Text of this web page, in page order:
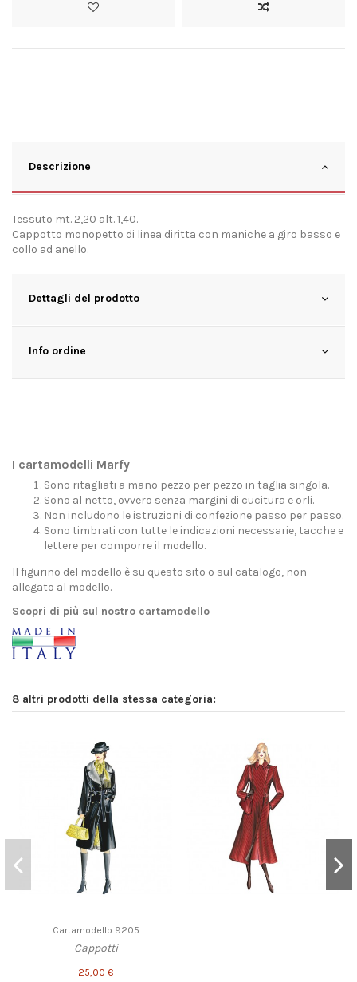
Descrizione
Tessuto mt. 2,20 alt. 1,40.
Cappotto monopetto di linea diritta con maniche a giro basso e
collo ad anello.
Dettagli del prodotto
Info ordine
I cartamodelli Marfy
Sono ritagliati a mano pezzo per pezzo in taglia singola.
Sono al netto, ovvero senza margini di cucitura e orli.
Non includono le istruzioni di confezione passo per passo.
Sono timbrati con tutte le indicazioni necessarie, tacche e
lettere per comporre il modello.
Il figurino del modello è su questo sito o sul catalogo, non
allegato al modello.
Scopri di più sul nostro cartamodello
8 altri prodotti della stessa categoria:
Cartamodello 9205
Cappotti
25,00 €